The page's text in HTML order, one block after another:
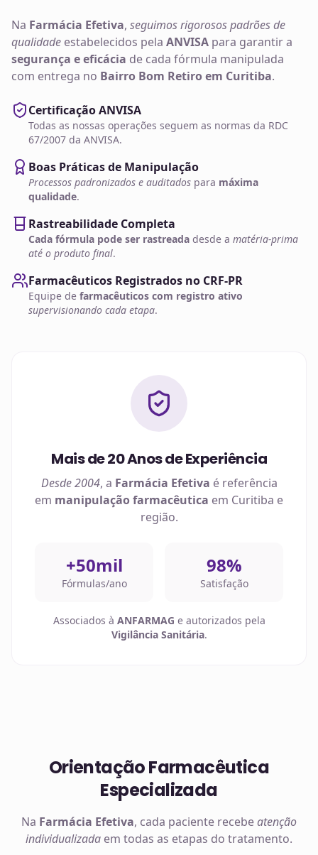
Na Farmácia Efetiva, seguimos rigorosos padrões de
qualidade estabelecidos pela ANVISA para garantir a
segurança e eficácia de cada fórmula manipulada
com entrega no Bairro Bom Retiro em Curitiba.
Certificação ANVISA
Todas as nossas operações seguem as normas da RDC
67/2007 da ANVISA.
Boas Práticas de Manipulação
Processos padronizados e auditados para máxima
qualidade.
Rastreabilidade Completa
Cada fórmula pode ser rastreada desde a matéria-prima
até o produto final.
Farmacêuticos Registrados no CRF-PR
Equipe de farmacêuticos com registro ativo
supervisionando cada etapa.
Mais de 20 Anos de Experiência
Desde 2004, a Farmácia Efetiva é referência
em manipulação farmacêutica em Curitiba e
região.
+50mil
Fórmulas/ano
98%
Satisfação
Associados à ANFARMAG e autorizados pela
Vigilância Sanitária.
Orientação Farmacêutica
Especializada
Na Farmácia Efetiva, cada paciente recebeatenção
individualizada em todas as etapas do tratamento.